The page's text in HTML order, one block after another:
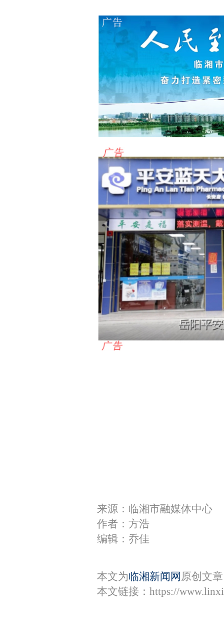
来源：临湘市融媒体中心
作者：方浩
编辑：乔佳
本文为临湘新闻网 原创文
本文链接： https://